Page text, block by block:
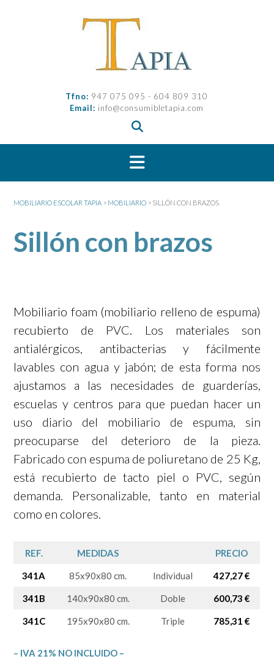
Tfno: 947 075 095 - 604 809 310
Email: info@consumibletapia.com
MOBILIARIO ESCOLAR TAPIA > MOBILIARIO > SILLÓN CON BRAZOS
Sillón con brazos
Mobiliario foam (mobiliario relleno de espuma)
recubierto de PVC. Los materiales son
antialérgicos, antibacterias y fácilmente
lavables con agua y jabón; de esta forma nos
ajustamos a las necesidades de guarderías,
escuelas y centros para que puedan hacer un
uso diario del mobiliario de espuma, sin
preocuparse del deterioro de la pieza.
Fabricado con espuma de poliuretano de 25 Kg,
está recubierto de tacto piel o PVC, según
demanda. Personalizable, tanto en material
como en colores.
REF. MEDIDAS PRECIO
341A 85x90x80 cm. Individual 427,27 €
341B 140x90x80 cm. Doble 600,73 €
341C 195x90x80 cm. Triple 785,31 €
– IVA 21% NO INCLUIDO –